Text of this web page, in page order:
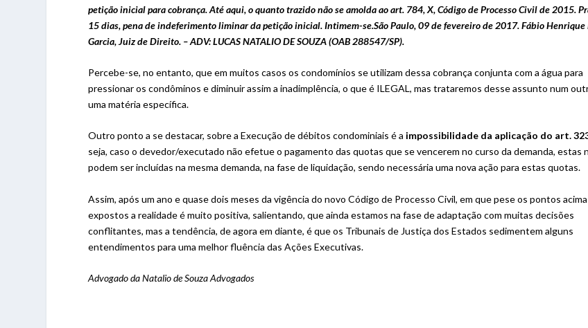
petição inicial para cobrança. Até aqui, o quanto trazido não se amolda ao art. 784, X, Código de Processo Civil de 2015.
15 dias, pena de indeferimento liminar da petição inicial. Intimem-se.São Paulo, 09 de fevereiro de 2017. Fábio Henrique
Garcia, Juiz de Direito. – ADV: LUCAS NATALIO DE SOUZA (OAB 288547/SP).
Percebe-se, no entanto, que em muitos casos os condomínios se utilizam dessa cobrança conjunta com a água para
pressionar os condôminos e diminuir assim a inadimplência, o que é ILEGAL, mas trataremos desse assunto num
uma matéria específica.
Outro ponto a se destacar, sobre a Execução de débitos condominiais é a impossibilidade da aplicação do art.
seja, caso o devedor/executado não efetue o pagamento das quotas que se vencerem no curso da demanda, estas
podem ser incluídas na mesma demanda, na fase de liquidação, sendo necessária uma nova ação para estas quotas.
Assim, após um ano e quase dois meses da vigência do novo Código de Processo Civil, em que pese os pontos acima
expostos a realidade é muito positiva, salientando, que ainda estamos na fase de adaptação com muitas decisões
conflitantes, mas a tendência, de agora em diante, é que os Tribunais de Justiça dos Estados sedimentem alguns
entendimentos para uma melhor fluência das Ações Executivas.
Advogado da Natalio de Souza Advogados